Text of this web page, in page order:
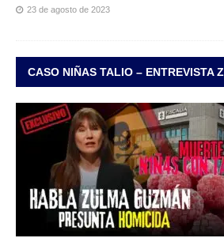
23 de agosto de 2023
CASO NIÑAS TALIO – ENTREVISTA